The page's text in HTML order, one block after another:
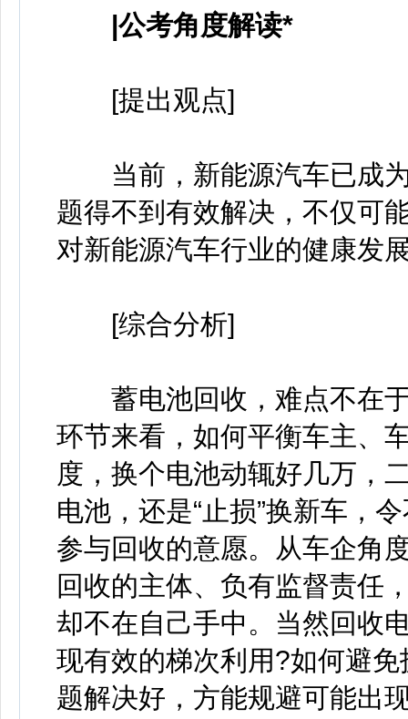
|公考角度解读*
[提出观点]
当前，新能源汽车已成为
题得不到有效解决，不仅可
对新能源汽车行业的健康发
[综合分析]
蓄电池回收，难点不在于“
环节来看，如何平衡车主、
度，换个电池动辄好几万，
电池，还是“止损”换新车，
参与回收的意愿。从车企角
回收的主体、负有监督责任
却不在自己手中。当然回收
现有效的梯次利用?如何避
题解决好，方能规避可能出